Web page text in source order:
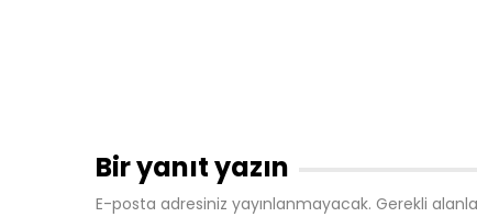
Bir yanıt yazın
E-posta adresiniz yayınlanmayacak. Gerekli